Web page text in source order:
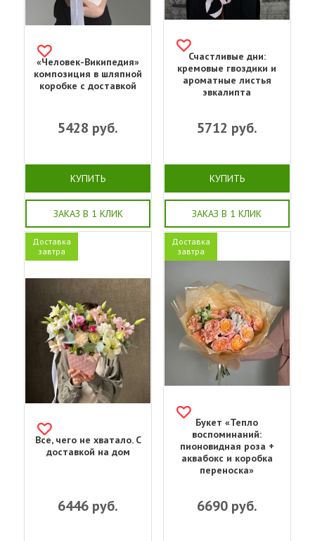
«Человек-Википедия»
композиция в шляпной
коробке с доставкой
5428 руб.
КУПИТЬ
ЗАКАЗ В 1 КЛИК
Счастливые дни:
кремовые гвоздики и
ароматные листья
эвкалипта
5712 руб.
КУПИТЬ
ЗАКАЗ В 1 КЛИК
Доставка
завтра
Все, чего не хватало. С
доставкой на дом
6446 руб.
Доставка
завтра
Букет «Тепло
воспоминаний:
пионовидная роза +
аквабокс и коробка
переноска»
6690руб.